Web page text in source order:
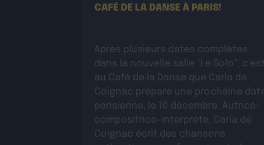
CAFÉ DE LA DANSE À PARIS!
Après plusieurs dates complètes
dans la nouvelle salle “Le Solo”, c’est
au Café de la Danse que Carla de
Coignac prépare une prochaine
parisienne, le 10 décembre. Autrice-
compositrice-interprète, Carla de
Coignac écrit des chansons